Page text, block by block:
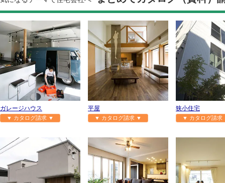
ガレージハウス
▼ カタログ請求 ▼
平屋
▼ カタログ請求 ▼
狭小住宅
▼ カタログ請